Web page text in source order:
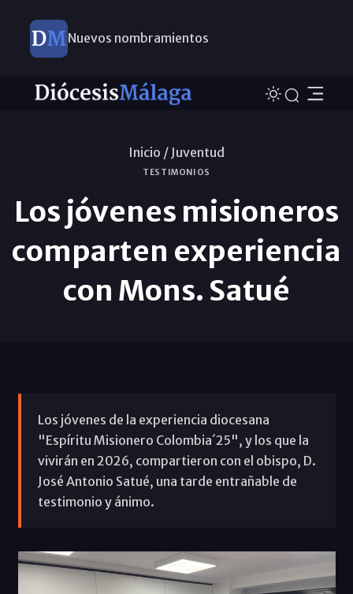
Nuevos nombramientos
Inicio / Juventud
TESTIMONIOS
Los jóvenes misioneros
comparten experiencia
con Mons. Satué
Los jóvenes de la experiencia diocesana
"Espíritu Misionero Colombia´25", y los que la
vivirán en 2026, compartieron con el obispo, D.
José Antonio Satué, una tarde entrañable de
testimonio y ánimo.